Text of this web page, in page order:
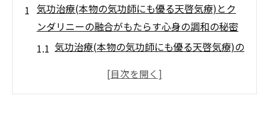
気功治療(本物の気功師にも優る天啓気療)とク
ンダリニーの融合がもたらす心身の調和の秘密
気功治療(本物の気功師にも優る天啓気療)の
るクンダリニーエネルギーの共鳴